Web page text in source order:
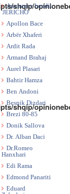
shqip/
shqip/
Anetaret e bendit
'JERICHO'
Apollon Bace
Arbër Xhaferi
Ardit Rada
Armand Brahaj
Aurel Plasari
Bahtir Hamza
Ben Andoni
Besnik Dizdari
Brezi 80-85
Donik Sallova
Dr. Alban Daci
Dr.Romeo
Hanxhari
Edi Rama
Edmond Panariti
Eduard